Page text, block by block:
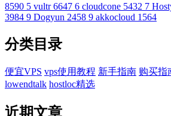
8590 5 vultr 6647 6 cloudcone 5432 7
3984 9 Dogyun 2458 9 akkocloud 1564
分类目录
便宜VPS vps使用教程 新手指南 购买指
lowendtalk hostloc精选
近期文章